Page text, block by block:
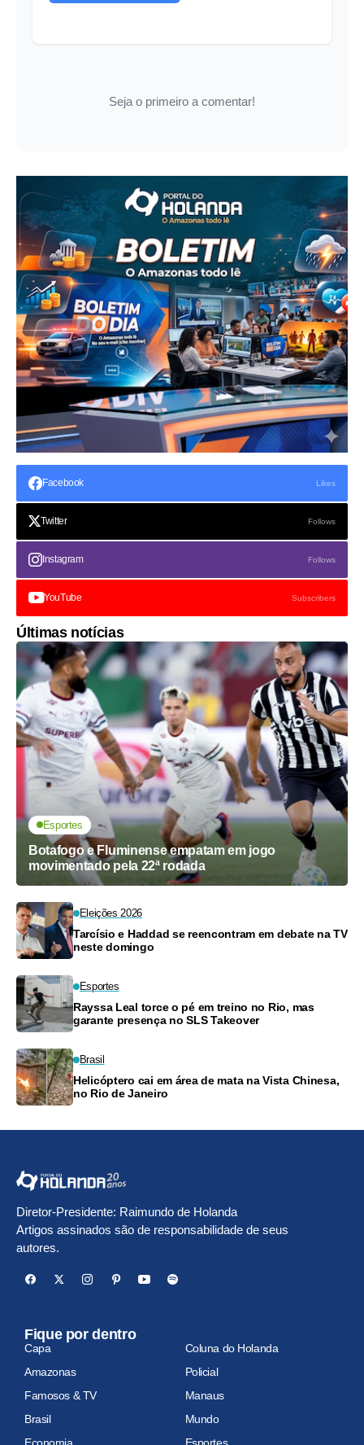
Seja o primeiro a comentar!
Facebook Likes
Twitter Follows
Instagram Follows
YouTube Subscribers
Últimas notícias
Esportes
Botafogo e Fluminense empatam em jogo
movimentado pela 22ª rodada
Eleições 2026
Tarcísio e Haddad se reencontram em debate na TV
neste domingo
Esportes
Rayssa Leal torce o pé em treino no Rio, mas
garante presença no SLS Takeover
Brasil
Helicóptero cai em área de mata na Vista Chinesa,
no Rio de Janeiro
Diretor-Presidente: Raimundo de Holanda
Artigos assinados são de responsabilidade de seus
autores.
Fique por dentro
Capa
Coluna do Holanda
Amazonas
Policial
Famosos & TV
Manaus
Brasil
Mundo